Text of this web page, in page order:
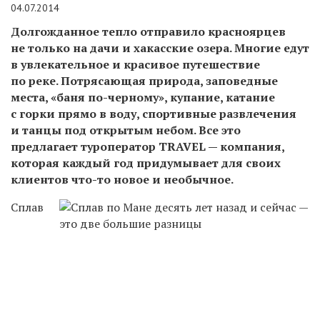
04.07.2014
Долгожданноетепло отправило красноярцев
нетолько на дачи и хакасские озера.Многие едут
вувлекательное и красивое путешествие
пореке.Потрясающая природа,заповедные
места,«баня по-черному», купание, катание
с горки прямо в воду, спортивныеразвлечения
и танцы под открытым небом.Всеэто
предлагаеттуроператор TRAVEL— компания,
которая каждый год придумываетдля своих
клиентов что-то новое и необычное.
Сплав